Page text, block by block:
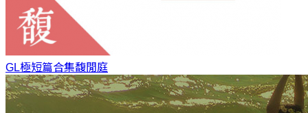
GL極短篇合集馥閒庭